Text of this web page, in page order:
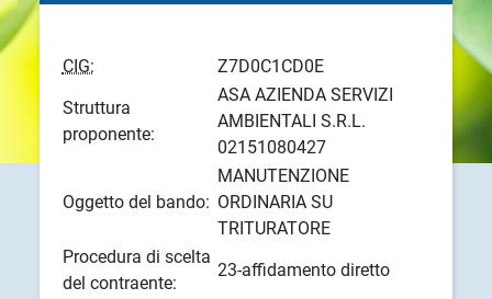
CIG:
Z7D0C1CD0E
Struttura
proponente:
ASA AZIENDA SERVIZI
AMBIENTALI S.R.L.
02151080427
Oggetto del bando:
MANUTENZIONE
ORDINARIA SU
TRITURATORE
Procedura di scelta
del contraente:
23-affidamento diretto